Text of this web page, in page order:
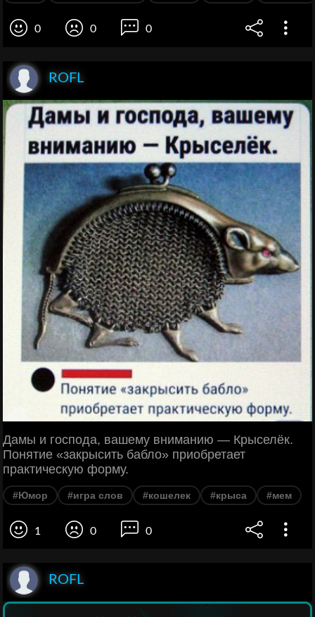
0 0 0
ROFL
Дамы и господа, вашему вниманию — Крыселёк.
Понятие «закрысить бабло» приобретает
практическую форму.
#Юмор #игра слов #кошелек #крыса #мем
1 0 0
ROFL